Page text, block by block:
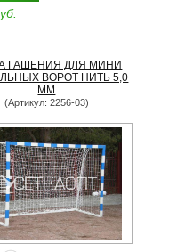
ГАШЕНИЯ ДЛЯ МИНИ
ВОРОТ НИТЬ 5,0
ММ
(Артикул: 2256-03)